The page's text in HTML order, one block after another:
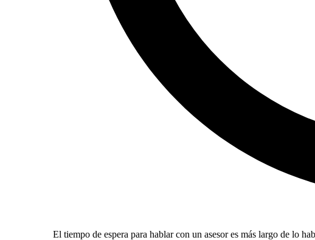
El tiempo de espera para hablar con un asesor es más largo de lo